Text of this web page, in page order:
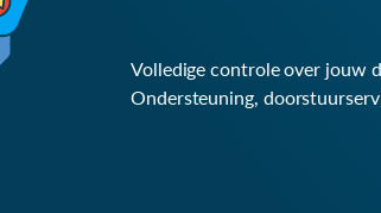
Volledige controle over jouw
Ondersteuning,